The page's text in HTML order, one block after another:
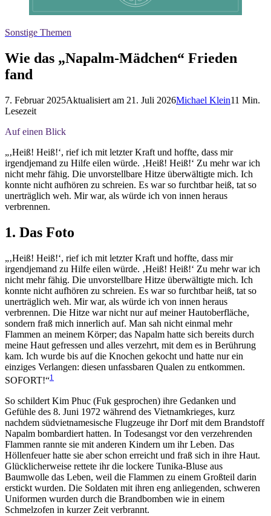
Sonstige Themen
Wie das „Napalm-Mädchen“ Frieden
fand
7. Februar 2025Aktualisiert am 21. Juli 2026Michael Klein11 Min.
Lesezeit
Auf einen Blick
„‚Heiß! Heiß!‘, rief ich mit letzter Kraft und hoffte, dass mir
irgendjemand zu Hilfe eilen würde. ‚Heiß! Heiß!‘ Zu mehr war ich
nicht mehr fähig. Die unvorstellbare Hitze überwältigte mich. Ich
konnte nicht aufhören zu schreien. Es war so furchtbar heiß, tat so
unerträglich weh. Mir war, als würde ich von innen heraus
verbrennen.
1. Das Foto
„‚Heiß! Heiß!‘, rief ich mit letzter Kraft und hoffte, dass mir
irgendjemand zu Hilfe eilen würde. ‚Heiß! Heiß!‘ Zu mehr war ich
nicht mehr fähig. Die unvorstellbare Hitze überwältigte mich. Ich
konnte nicht aufhören zu schreien. Es war so furchtbar heiß, tat so
unerträglich weh. Mir war, als würde ich von innen heraus
verbrennen. Die Hitze war nicht nur auf meiner Hautoberfläche,
sondern fraß mich innerlich auf. Man sah nicht einmal mehr
Flammen an meinem Körper; das Napalm hatte sich bereits durch
meine Haut gefressen und alles verzehrt, mit dem es in Berührung
kam. Ich wurde bis auf die Knochen gekocht und hatte nur ein
einziges Verlangen: diesen unfassbaren Qualen zu entkommen.
SOFORT!“1
So schildert Kim Phuc (Fuk gesprochen) ihre Gedanken und
Gefühle des 8. Juni 1972 während des Vietnamkrieges, kurz
nachdem südvietnamesische Flugzeuge ihr Dorf mit dem Brandstoff
Napalm bombardiert hatten. In Todesangst vor den verzehrenden
Flammen rannte sie mit anderen Kindern um ihr Leben. Das
Höllenfeuer hatte sie aber schon erreicht und fraß sich in ihre Haut.
Glücklicherweise rettete ihr die lockere Tunika-Bluse aus
Baumwolle das Leben, weil die Flammen zu einem Großteil darin
erstickt wurden. Die Soldaten mit ihren eng anliegenden, schweren
Uniformen wurden durch die Brandbomben wie in einem
Schmelzofen in kurzer Zeit verbrannt.